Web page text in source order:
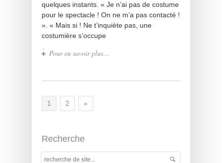
quelques instants. « Je n’ai pas de costume
pour le spectacle ! On ne m’a pas contacté !
». « Mais si ! Ne t’inquiète pas, une
costumière s’occupe
Pour en savoir plus…
1 2 »
Recherche